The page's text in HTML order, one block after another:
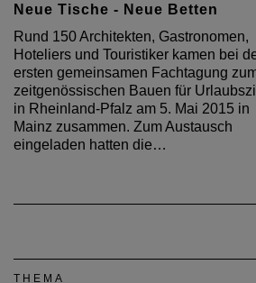
Neue Tische - Neue Betten
Rund 150 Architekten, Gastronomen,
Hoteliers und Touristiker kamen bei
ersten gemeinsamen Fachtagung
zeitgenössischen Bauen für
in Rheinland-Pfalz am 5. Mai 2015 in
Mainz zusammen. Zum Austausch
eingeladen hatten die…
THEMA